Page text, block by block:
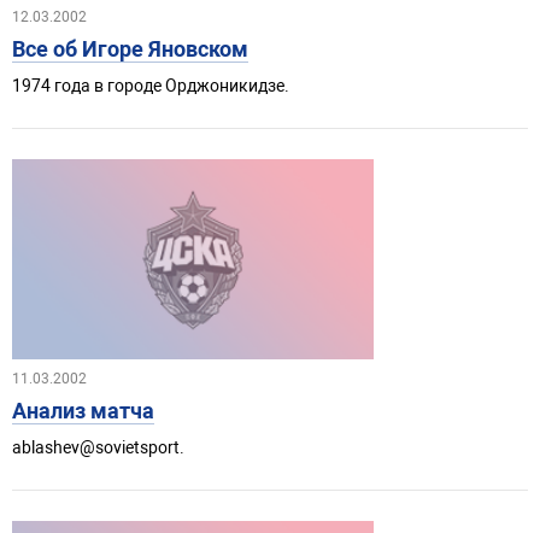
12.03.2002
Все об Игоре Яновском
1974 года в городе Орджоникидзе.
11.03.2002
Анализ матча
ablashev@sovietsport.